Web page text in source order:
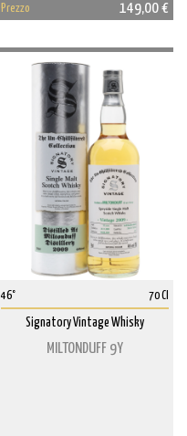
Prezzo 149,00 €
46° 70 Cl
Signatory Vintage Whisky
MILTONDUFF 9Y